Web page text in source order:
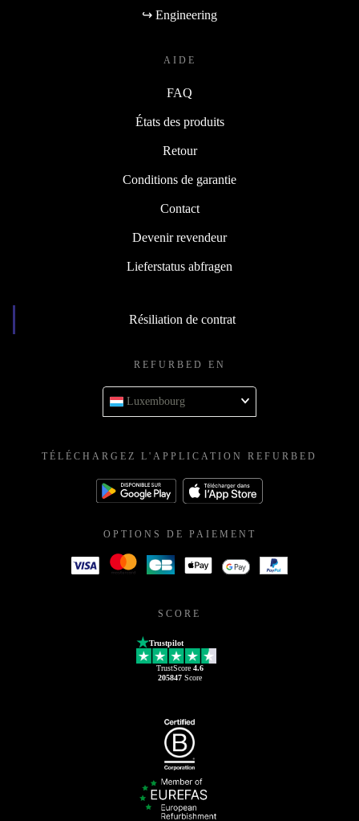
↪ Engineering
AIDE
FAQ
États des produits
Retour
Conditions de garantie
Contact
Devenir revendeur
Lieferstatus abfragen
Résiliation de contrat
REFURBED EN
Luxembourg
TÉLÉCHARGEZ L'APPLICATION REFURBED
OPTIONS DE PAIEMENT
SCORE
Trustpilot
TrustScore 4.6
205847Score